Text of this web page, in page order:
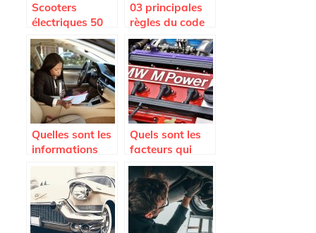
Scooters
électriques 50
cc ou 125 cc :
quelle
signification ?
03 principales
règles du code
de la route à
respecter pour
aller en voiture
Quelles sont les
informations
contenues dans
une carte grise ?
Quels sont les
facteurs qui
peuvent
endommager
une voiture ?